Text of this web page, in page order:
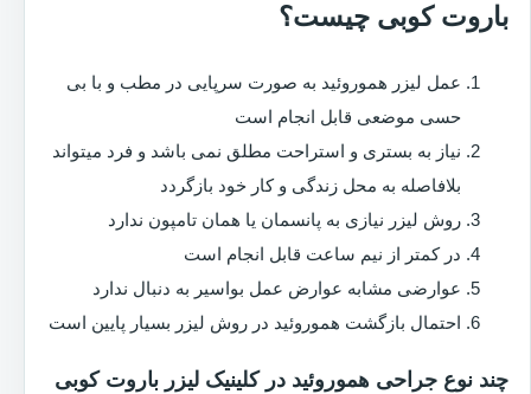
باروت کوبی چیست؟
عمل لیزر هموروئید به صورت سرپایی در مطب و با بی
حسی موضعی قابل انجام است
نیاز به بستری و استراحت مطلق نمی باشد و فرد میتواند
بلافاصله به محل زندگی و کار خود بازگردد
روش لیزر نیازی به پانسمان یا همان تامپون ندارد
در کمتر از نیم ساعت قابل انجام است
عوارضی مشابه عوارض عمل بواسیر به دنبال ندارد
احتمال بازگشت هموروئید در روش لیزر بسیار پایین است
چند نوع جراحی هموروئید در کلینیک لیزر باروت کوبی